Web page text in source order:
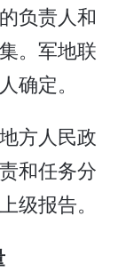
负责人和
。军地联
确定。
方人民政
和任务分
级报告。